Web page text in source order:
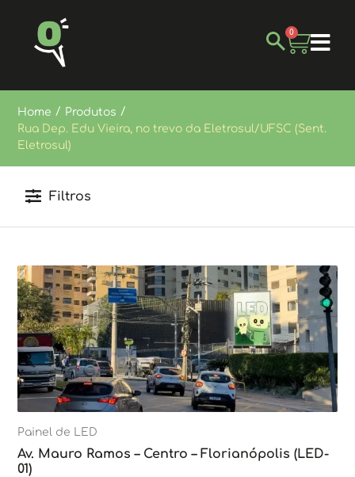
0
Home / Produtos /
Rua Dep. Edu Vieira, no trevo da Eletrosul/UFSC (Sent.
Eletrosul)
Filtros
Painel de LED
Av. Mauro Ramos – Centro – Florianópolis (LED-
01)